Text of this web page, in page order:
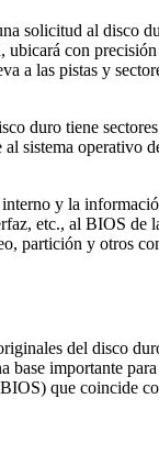
solicitud al disco
ubicará con
a las pistas y
duro tiene
sistema operativo
y la
etc., al BIOS de
partición y otros
del disco
base importante
que coincide